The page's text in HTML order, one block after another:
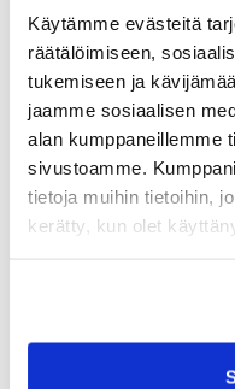
Käytämme evästeitä
räätälöimiseen,
tukemiseen ja
jaamme sosiaalisen
alan kumppaneillemme
sivustoamme.
tietoja muihin tietoihin,
kerätty, kun olet
10x paholaisen
***
17.00 saunalenkki
KE
18.00 ulkotreeni
PE